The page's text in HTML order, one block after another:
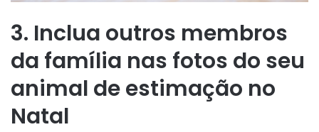
3. Inclua outros membros
da família nas fotos do seu
animal de estimação no
Natal